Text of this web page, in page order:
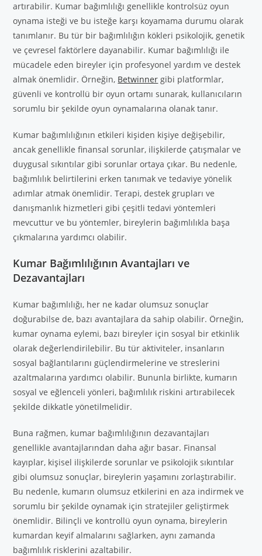
artırabilir. Kumar bağımlılığı genellikle kontrolsüz oyun
oynama isteği ve bu isteğe karşı koyamama durumu olarak
tanımlanır. Bu tür bir bağımlılığın kökleri psikolojik, genetik
ve çevresel faktörlere dayanabilir. Kumar bağımlılığı ile
mücadele eden bireyler için profesyonel yardım ve destek
almak önemlidir. Örneğin, Betwinner gibi platformlar,
güvenli ve kontrollü bir oyun ortamı sunarak, kullanıcıların
sorumlu bir şekilde oyun oynamalarına olanak tanır.
Kumar bağımlılığının etkileri kişiden kişiye değişebilir,
ancak genellikle finansal sorunlar, ilişkilerde çatışmalar ve
duygusal sıkıntılar gibi sorunlar ortaya çıkar. Bu nedenle,
bağımlılık belirtilerini erken tanımak ve tedaviye yönelik
adımlar atmak önemlidir. Terapi, destek grupları ve
danışmanlık hizmetleri gibi çeşitli tedavi yöntemleri
mevcuttur ve bu yöntemler, bireylerin bağımlılıkla başa
çıkmalarına yardımcı olabilir.
Kumar Bağımlılığının Avantajları ve
Dezavantajları
Kumar bağımlılığı, her ne kadar olumsuz sonuçlar
doğurabilse de, bazı avantajlara da sahip olabilir. Örneğin,
kumar oynama eylemi, bazı bireyler için sosyal bir etkinlik
olarak değerlendirilebilir. Bu tür aktiviteler, insanların
sosyal bağlantılarını güçlendirmelerine ve streslerini
azaltmalarına yardımcı olabilir. Bununla birlikte, kumarın
sosyal ve eğlenceli yönleri, bağımlılık riskini artırabilecek
şekilde dikkatle yönetilmelidir.
Buna rağmen, kumar bağımlılığının dezavantajları
genellikle avantajlarından daha ağır basar. Finansal
kayıplar, kişisel ilişkilerde sorunlar ve psikolojik sıkıntılar
gibi olumsuz sonuçlar, bireylerin yaşamını zorlaştırabilir.
Bu nedenle, kumarın olumsuz etkilerini en aza indirmek ve
sorumlu bir şekilde oynamak için stratejiler geliştirmek
önemlidir. Bilinçli ve kontrollü oyun oynama, bireylerin
kumardan keyif almalarını sağlarken, aynı zamanda
bağımlılık risklerini azaltabilir.